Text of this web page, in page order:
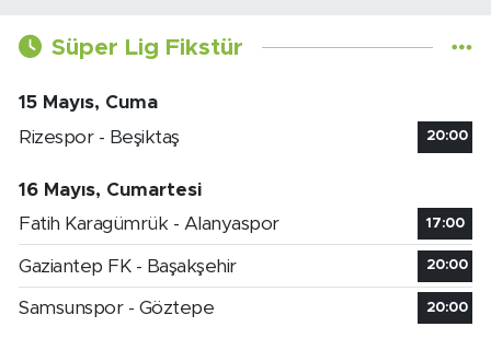
Süper Lig Fikstür
15 Mayıs, Cuma
Rizespor - Beşiktaş
20:00
16 Mayıs, Cumartesi
Fatih Karagümrük - Alanyaspor
17:00
Gaziantep FK - Başakşehir 20:00
Samsunspor - Göztepe 20:00